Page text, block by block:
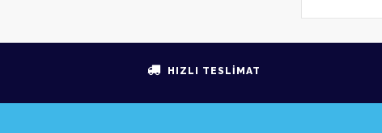
HIZLI TESLİMAT